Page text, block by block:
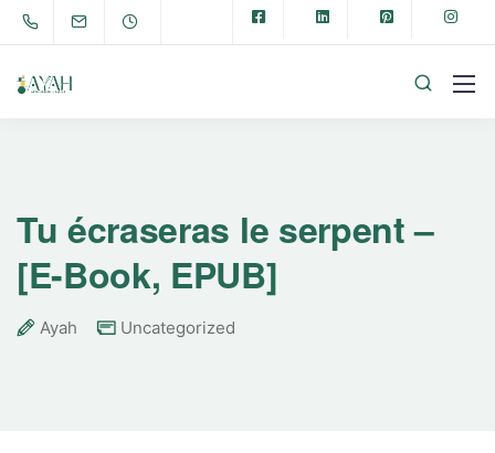
Tu écraseras le serpent –
[E-Book, EPUB]
Ayah Uncategorized